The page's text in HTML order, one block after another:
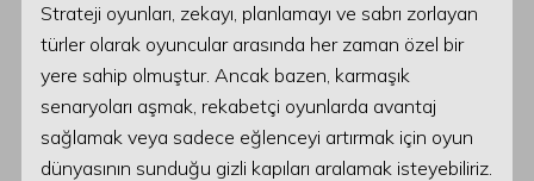
Strateji oyunları, zekayı, planlamayı ve sabrı zorlayan
türler olarak oyuncular arasında her zaman özel bir
yere sahip olmuştur. Ancak bazen, karmaşık
senaryoları aşmak, rekabetçi oyunlarda avantaj
sağlamak veya sadece eğlenceyi artırmak için oyun
dünyasının sunduğu gizli kapıları aralamak isteyebiliriz.